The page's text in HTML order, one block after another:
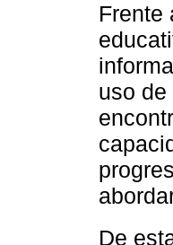
Frente
uso
De